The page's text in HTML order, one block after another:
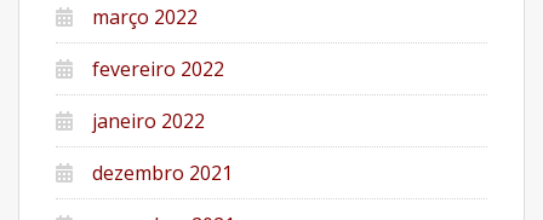
março 2022
fevereiro 2022
janeiro 2022
dezembro 2021